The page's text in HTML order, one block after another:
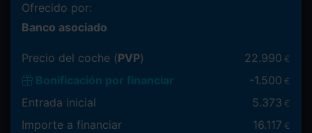
Ofrecido por:
Banco asociado
Precio del coche (PVP) 22.990 €
Bonificación por financiar -1.500 €
Entrada inicial 5.373 €
Importe a financiar 16.117 €